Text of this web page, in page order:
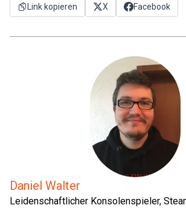
Link kopieren X Facebook
Daniel Walter
Leidenschaftlicher Konsolenspieler,